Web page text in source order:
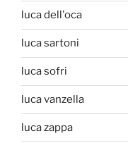
luca dell'oca
luca sartoni
luca sofri
luca vanzella
luca zappa